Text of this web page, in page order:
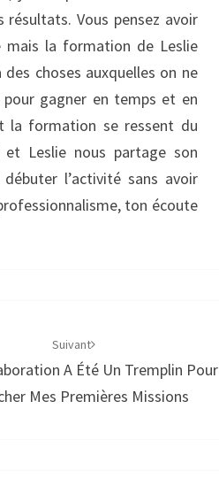
résultats. Vous pensez avoir
mais la formation de Leslie
choses auxquelles on ne
gagner en temps et en
la formation se ressent du
Leslie nous partage son
l’activité sans avoir
ton écoute
Suivant
A Été Un Tremplin Pour
Mes Premières Missions